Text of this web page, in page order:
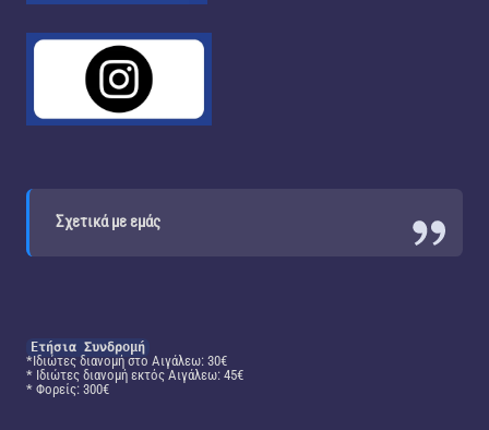
Σχετικά με εμάς
Ετήσια Συνδρομή
*Ιδιώτες διανομή στο Αιγάλεω: 30€
* Ιδιώτες διανομή εκτός Αιγάλεω: 45€
* Φορείς: 300€